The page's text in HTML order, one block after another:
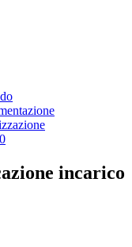
incarico